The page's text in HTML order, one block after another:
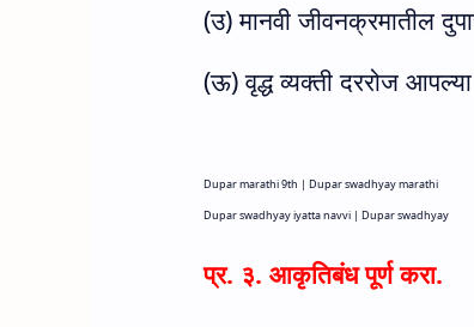
(उ) मानवी जीवनक्रमातील
(ऊ) वृद्ध व्यक्ती दररोज
Dupar marathi 9th | Dupar swadhyay marathi
Dupar swadhyay iyatta navvi | Dupar swadhyay
प्र. ३. आकृतिबंध पूर्ण करा.